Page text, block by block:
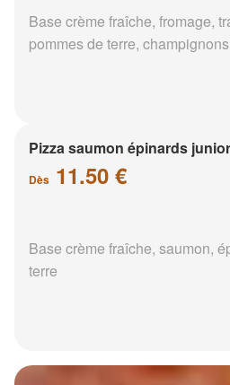
Base crème fraîche, fromage,
pommes de terre,
Pizza saumon épinards junior
Dès 11.50 €
Base crème fraîche, saumon,
terre